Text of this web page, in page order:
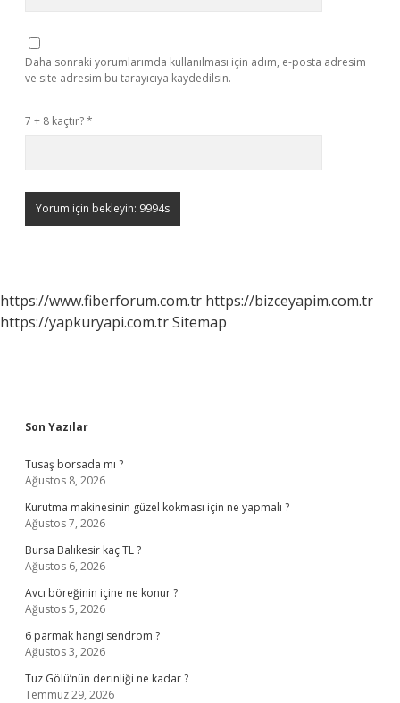
Daha sonraki yorumlarımda kullanılması için adım, e-posta adresim
ve site adresim bu tarayıcıya kaydedilsin.
7 + 8 kaçtır?*
https://www.fiberforum.com.tr https://bizceyapim.com.tr
https://yapkuryapi.com.trSitemap
Sidebar
Son Yazılar
Tusaş borsada mı ?
Ağustos 8, 2026
Kurutma makinesinin güzel kokması için ne yapmalı ?
Ağustos 7, 2026
Bursa Balıkesir kaç TL ?
Ağustos 6, 2026
Avcı böreğinin içine ne konur ?
Ağustos 5, 2026
6 parmak hangi sendrom ?
Ağustos 3, 2026
Tuz Gölü’nün derinliği ne kadar ?
Temmuz 29, 2026